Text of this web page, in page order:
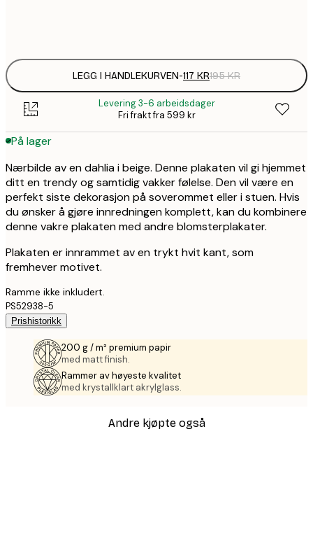
LEGG I HANDLEKURVEN-117 KR195 KR
Levering 3-6 arbeidsdager
Fri frakt fra 599 kr
På lager
Nærbilde av en dahlia i beige. Denne plakaten vil gi hjemmet
ditt en trendy og samtidig vakker følelse. Den vil være en
perfekt siste dekorasjon på soverommet eller i stuen. Hvis
du ønsker å gjøre innredningen komplett, kan du kombinere
denne vakre plakaten med andre blomsterplakater.
Plakaten er innrammet av en trykt hvit kant, som
fremhever motivet.
Ramme ikke inkludert.
PS52938-5
Prishistorikk
200 g / m² premium papir
med matt finish.
Rammer av høyeste kvalitet
med krystallklart akrylglass.
Andre kjøpte også